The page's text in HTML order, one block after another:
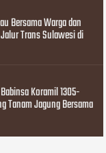
Bersama Warga dan
Trans Sulawesi di
Koramil 1305-
Tanam Jagung Bersama